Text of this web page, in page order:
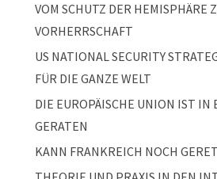
VOM SCHUTZ DER HEMISPHÄRE
VORHERRSCHAFT
US NATIONAL SECURITY
FÜR DIE GANZE WELT
DIE EUROPÄISCHE UNION IST IN
GERATEN
KANN FRANKREICH NOCH